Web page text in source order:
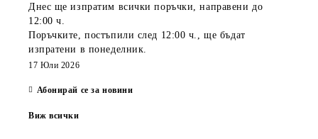
Днес ще изпратим всички поръчки, направени до
12:00 ч.
Поръчките, постъпили след 12:00 ч.
, ще бъдат
изпратени в понеделник
17 Юли 2026
Абонирай се за новини
Виж всички